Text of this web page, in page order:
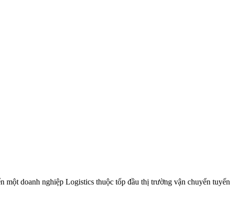
doanh nghiệp Logistics thuộc tốp đầu thị trường vận chuyển tuyến